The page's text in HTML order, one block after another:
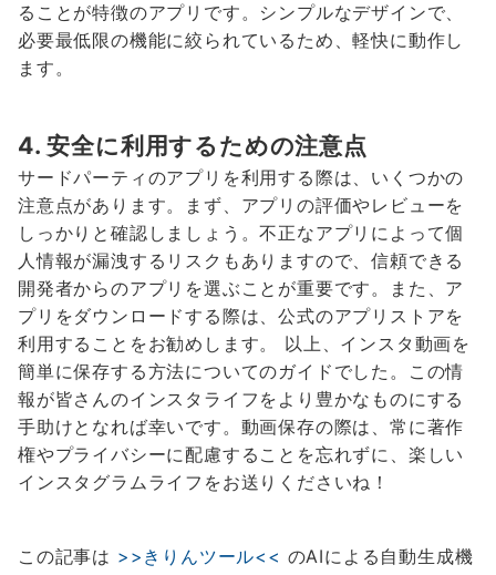
ることが特徴のアプリです。シンプルなデザインで、
必要最低限の機能に絞られているため、軽快に動作し
ます。
4. 安全に利用するための注意点
サードパーティのアプリを利用する際は、いくつかの
注意点があります。まず、アプリの評価やレビューを
しっかりと確認しましょう。不正なアプリによって個
人情報が漏洩するリスクもありますので、信頼できる
開発者からのアプリを選ぶことが重要です。また、ア
プリをダウンロードする際は、公式のアプリストアを
利用することをお勧めします。 以上、インスタ動画を
簡単に保存する方法についてのガイドでした。この情
報が皆さんのインスタライフをより豊かなものにする
手助けとなれば幸いです。動画保存の際は、常に著作
権やプライバシーに配慮することを忘れずに、楽しい
インスタグラムライフをお送りくださいね！
この記事は >>きりんツール<< のAIによる自動生成機